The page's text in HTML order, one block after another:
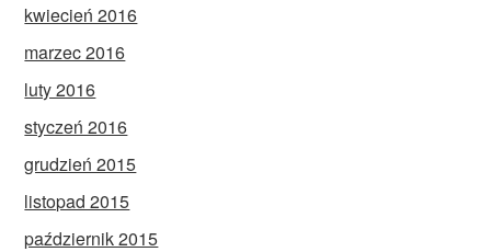
kwiecień 2016
marzec 2016
luty 2016
styczeń 2016
grudzień 2015
listopad 2015
październik 2015